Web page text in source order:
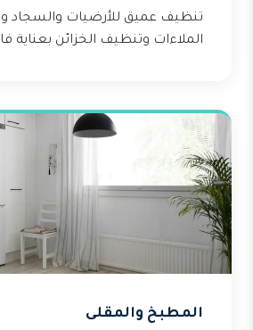
تنظيف عميق للأرضيات والسجاد
الملاءات وتنظيف الخزائن بعناية
المطبخ والمقلى